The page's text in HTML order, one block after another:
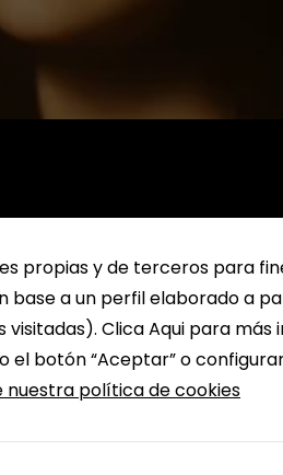
títulos de libros en stock y
mobiliario de oficina …
propias y de terceros para
base a un perfil elaborado a
visitadas). Clica Aqui para
el botón “Aceptar” o
nuestra política de cookies